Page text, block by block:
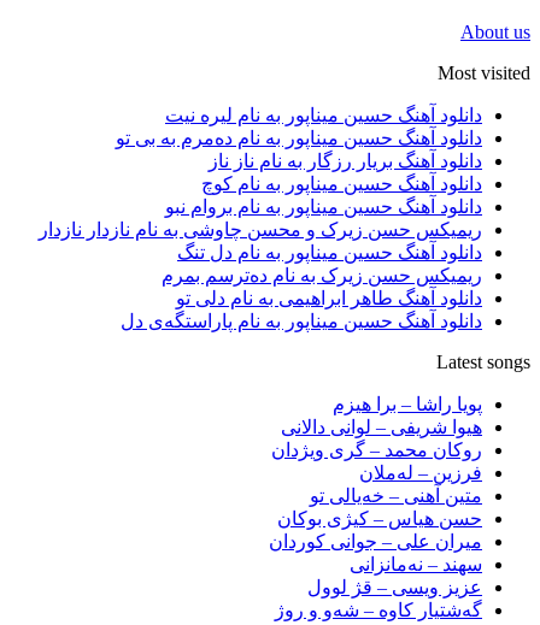
About us
Most visited
دانلود آهنگ حسین میناپور به نام لیره نیت
دانلود آهنگ حسین میناپور به نام دەمرم بە بی تو
دانلود آهنگ بریار رزگار به نام ناز ناز
دانلود آهنگ حسین میناپور به نام کوچ
دانلود آهنگ حسین میناپور به نام بروام نبو
ریمیکس حسن زیرک و محسن چاوشی به نام نازدار نازدار
دانلود آهنگ حسین میناپور به نام دل تنگ
ریمیکس حسن زیرک به نام دەترسم بمرم
دانلود آهنگ طاهر ابراهیمی به نام دلی تو
دانلود آهنگ حسین میناپور به نام پاراستگەی دل
Latest songs
پویا راشا – برا هیزم
هیوا شریفی – لوانی دالانی
روکان محمد – گری ویژدان
فرزین – لەملان
متین آهنی – خەیالی تو
حسن هیاس – کیژی بوکان
میران علی – جوانی کوردان
سهند – نەمانزانی
عزیز ویسی – قژ لوول
گەشتیار کاوە – شەو و روژ